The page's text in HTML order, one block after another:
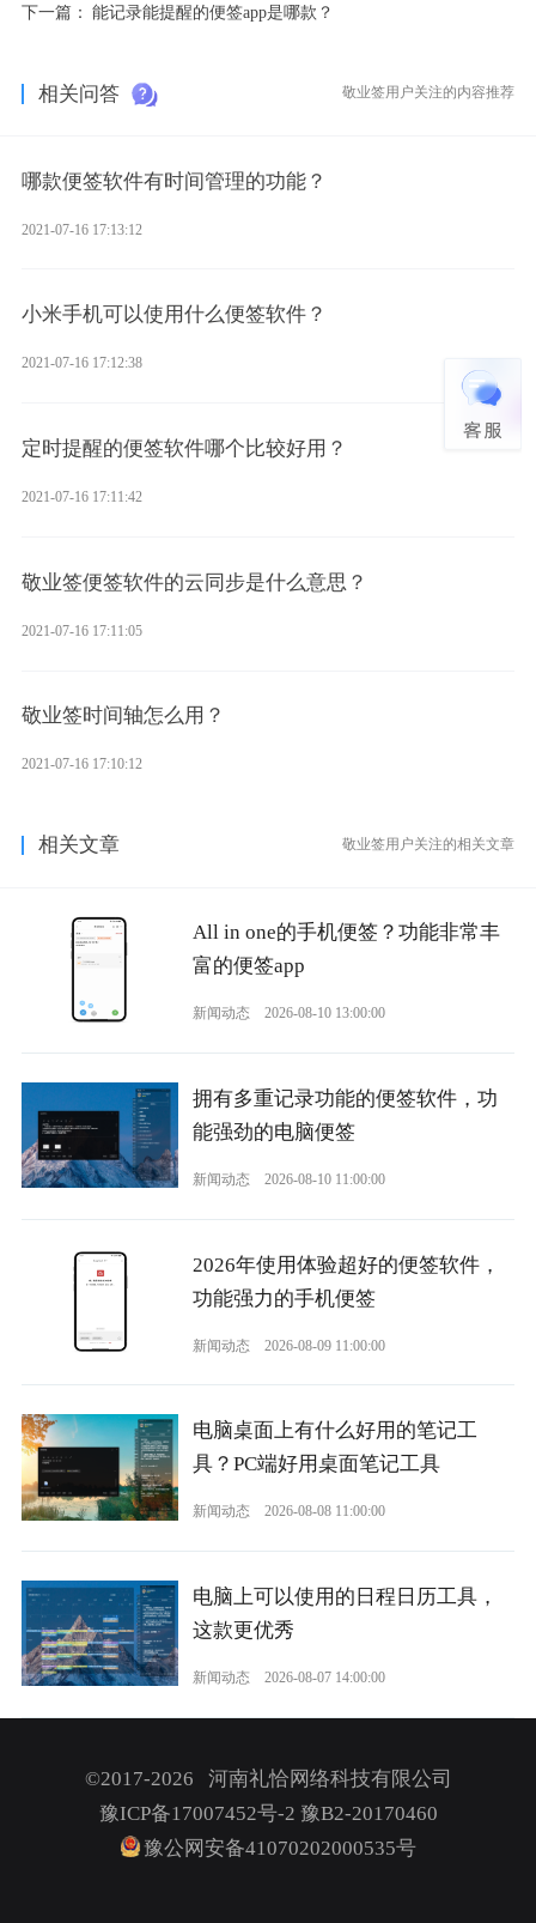
下一篇： 能记录能提醒的便签app是哪款？
相关问答 敬业签用户关注的内容推荐
哪款便签软件有时间管理的功能？
2021-07-16 17:13:12
小米手机可以使用什么便签软件？
2021-07-16 17:12:38
定时提醒的便签软件哪个比较好用？
2021-07-16 17:11:42
敬业签便签软件的云同步是什么意思？
2021-07-16 17:11:05
敬业签时间轴怎么用？
2021-07-16 17:10:12
相关文章 敬业签用户关注的相关文章
All in one的手机便签？功能非常丰
富的便签app
新闻动态 2026-08-10 13:00:00
拥有多重记录功能的便签软件，功
能强劲的电脑便签
新闻动态 2026-08-10 11:00:00
2026年使用体验超好的便签软件，
功能强力的手机便签
新闻动态 2026-08-09 11:00:00
电脑桌面上有什么好用的笔记工
具？PC端好用桌面笔记工具
新闻动态 2026-08-08 11:00:00
电脑上可以使用的日程日历工具，
这款更优秀
新闻动态 2026-08-07 14:00:00
©2017-2026 河南礼恰网络科技有限公司
豫ICP备17007452号-2 豫B2-20170460
豫公网安备41070202000535号